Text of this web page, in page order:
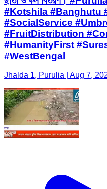
#Kotshila #Banghutu
#SocialService
#FruitDistribution
#HumanityFirst
#WestBengal
Jhalda 1, Purulia | Aug 7,